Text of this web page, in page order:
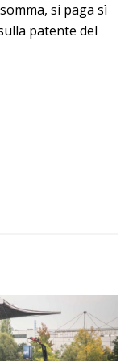
si paga sì
patente del